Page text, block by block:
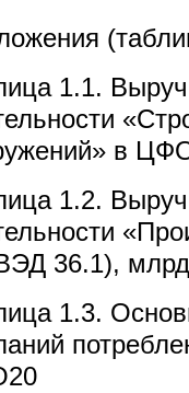
1.1.
в
1.2.
36.1),
1.3.